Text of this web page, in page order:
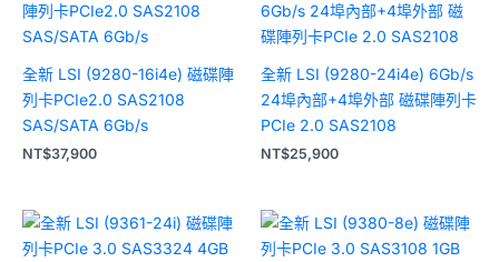
全新 LSI (9280-16i4e) 磁碟陣
列卡PCIe2.0 SAS2108
SAS/SATA 6Gb/s
NT$37,900
全新 LSI (9280-24i4e) 6Gb/s
24埠內部+4埠外部 磁碟陣列卡
PCIe 2.0 SAS2108
NT$25,900
價
格
範